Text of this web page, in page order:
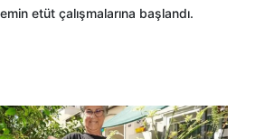
etüt çalışmalarına başlandı.